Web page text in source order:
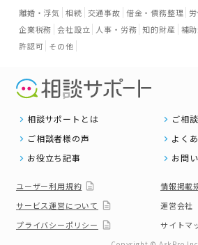
離婚・浮気 相続 交通事故 借金・債務整理
企業税務 会社設立 人事・労務 知的財産 補
許認可 その他
相談サポートとは
ご相
ご相談者様の声
よく
お役立ち記事
お問
ユーザー利用規約
情報掲載
サービス運営について
運営会社
プライバシーポリシー
サイトマ